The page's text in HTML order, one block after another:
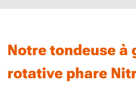
Notre tondeuse à
rotative phare